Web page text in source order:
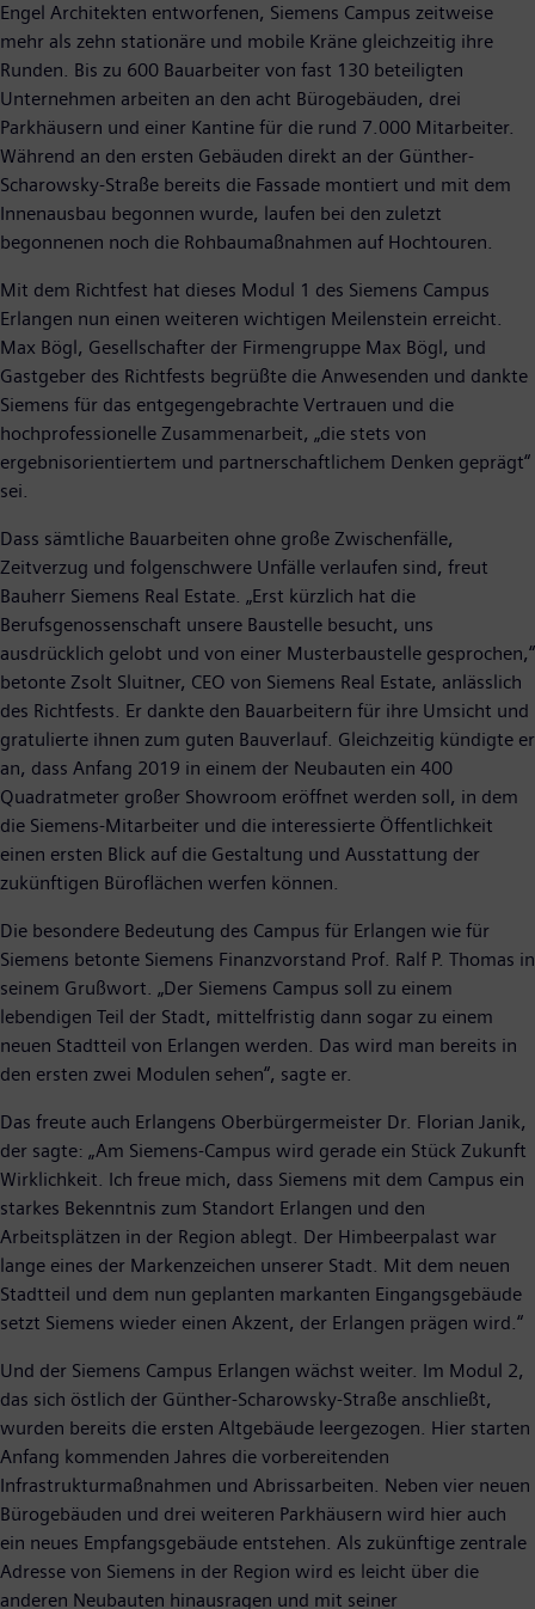
Engel Architekten entworfenen, Siemens Campus zeitweise
mehr als zehn stationäre und mobile Kräne gleichzeitig ihre
Runden. Bis zu 600 Bauarbeiter von fast 130 beteiligten
Unternehmen arbeiten an den acht Bürogebäuden, drei
Parkhäusern und einer Kantine für die rund 7.000 Mitarbeiter.
Während an den ersten Gebäuden direkt an der Günther-
Scharowsky-Straße bereits die Fassade montiert und mit dem
Innenausbau begonnen wurde, laufen bei den zuletzt
begonnenen noch die Rohbaumaßnahmen auf Hochtouren.
Mit dem Richtfest hat dieses Modul 1 des Siemens Campus
Erlangen nun einen weiteren wichtigen Meilenstein erreicht.
Max Bögl, Gesellschafter der Firmengruppe Max Bögl, und
Gastgeber des Richtfests begrüßte die Anwesenden und dankte
Siemens für das entgegengebrachte Vertrauen und die
hochprofessionelle Zusammenarbeit, „die stets von
ergebnisorientiertem und partnerschaftlichem Denken geprägt“
sei.
Dass sämtliche Bauarbeiten ohne große Zwischenfälle,
Zeitverzug und folgenschwere Unfälle verlaufen sind, freut
Bauherr Siemens Real Estate. „Erst kürzlich hat die
Berufsgenossenschaft unsere Baustelle besucht, uns
ausdrücklich gelobt und von einer Musterbaustelle gesprochen,“
betonte Zsolt Sluitner, CEO von Siemens Real Estate, anlässlich
des Richtfests. Er dankte den Bauarbeitern für ihre Umsicht und
gratulierte ihnen zum guten Bauverlauf. Gleichzeitig kündigte er
an, dass Anfang 2019 in einem der Neubauten ein 400
Quadratmeter großer Showroom eröffnet werden soll, in dem
die Siemens-Mitarbeiter und die interessierte Öffentlichkeit
einen ersten Blick auf die Gestaltung und Ausstattung der
zukünftigen Büroflächen werfen können.
Die besondere Bedeutung des Campus für Erlangen wie für
Siemens betonte Siemens Finanzvorstand Prof. Ralf P. Thomas in
seinem Grußwort. „Der Siemens Campus soll zu einem
lebendigen Teil der Stadt, mittelfristig dann sogar zu einem
neuen Stadtteil von Erlangen werden. Das wird man bereits in
den ersten zwei Modulen sehen“, sagte er.
Das freute auch Erlangens Oberbürgermeister Dr. Florian Janik,
der sagte: „Am Siemens-Campus wird gerade ein Stück Zukunft
Wirklichkeit. Ich freue mich, dass Siemens mit dem Campus ein
starkes Bekenntnis zum Standort Erlangen und den
Arbeitsplätzen in der Region ablegt. Der Himbeerpalast war
lange eines der Markenzeichen unserer Stadt. Mit dem neuen
Stadtteil und dem nun geplanten markanten Eingangsgebäude
setzt Siemens wieder einen Akzent, der Erlangen prägen wird.“
Und der Siemens Campus Erlangen wächst weiter. Im Modul 2,
das sich östlich der Günther-Scharowsky-Straße anschließt,
wurden bereits die ersten Altgebäude leergezogen. Hier starten
Anfang kommenden Jahres die vorbereitenden
Infrastrukturmaßnahmen und Abrissarbeiten. Neben vier neuen
Bürogebäuden und drei weiteren Parkhäusern wird hier auch
ein neues Empfangsgebäude entstehen. Als zukünftige zentrale
Adresse von Siemens in der Region wird es leicht über die
anderen Neubauten hinausragen und mit seiner